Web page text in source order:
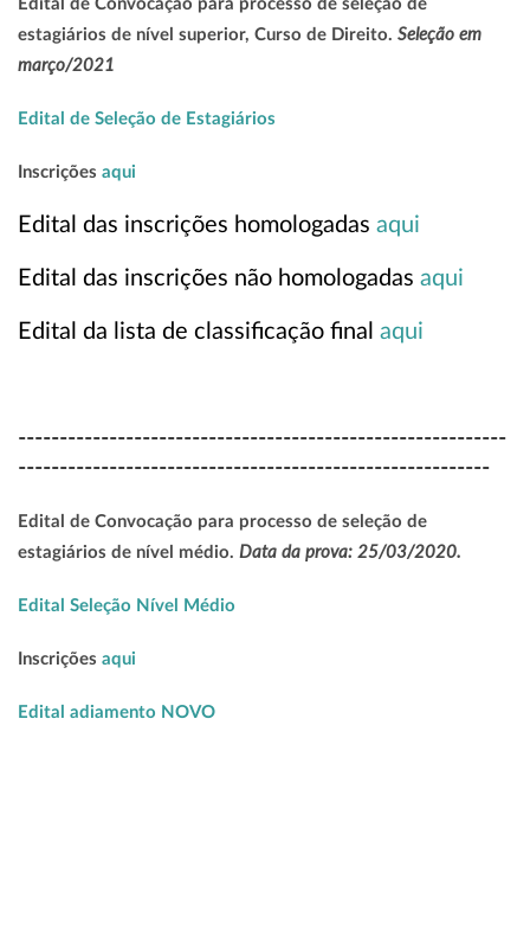
Edital de Convocação para processo de seleção de
estagiários de nível superior, Curso de Direito. Seleção em
março/2021
Edital de Seleção de Estagiários
Inscrições aqui
Edital das inscrições homologadas aqui
Edital das inscrições não homologadas aqui
Edital da lista de classificação final aqui
-----------------------------------------------------------
---------------------------------------------------------
Edital de Convocação para processo de seleção de
estagiários de nível médio. Data da prova: 25/03/2020.
Edital Seleção Nível Médio
Inscrições aqui
Edital adiamento NOVO